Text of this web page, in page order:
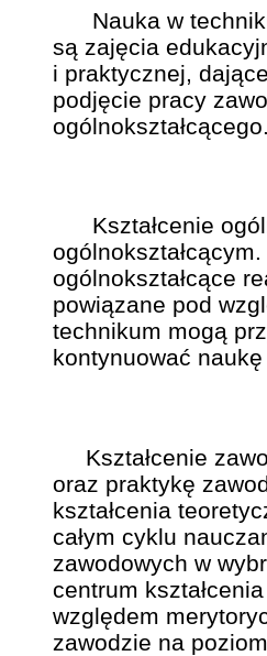
Nauka w
są zajęcia
i praktycznej,
podjęcie pracy
ogólnokształcącego.
Kształcenie
ogólnokształcące
powiązane pod
technikum mogą
kontynuować
Kształcenie
oraz praktykę
kształcenia
całym cyklu
zawodowych w
centrum
względem
zawodzie na